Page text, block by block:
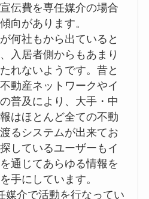
伝費を専任媒介の場合
向があります。
何社もから出ていると
入居者側からもあまり
れないようです。昔と
動産ネットワークやイ
普及により、大手・中
はほとんど全ての不動
るシステムが出来てお
しているユーザーもイ
通じてあらゆる情報を
手にしています。
媒介で活動を行なってい